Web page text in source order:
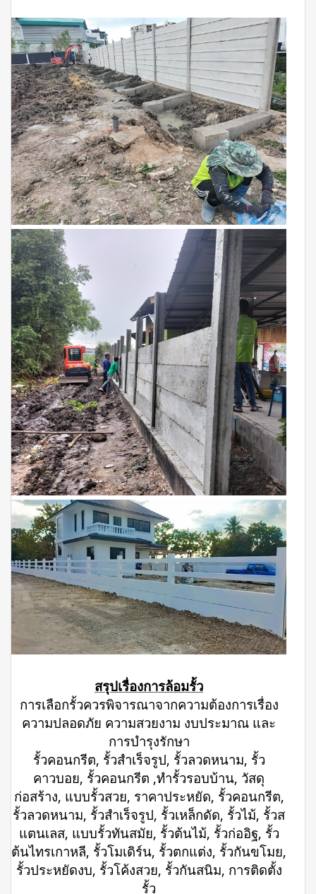
สรุปเรื่องการล้อมรั้ว
การเลือกรั้วควรพิจารณาจากความต้องการเรื่อง
ความปลอดภัย ความสวยงาม งบประมาณ และ
การบำรุงรักษา
รั้วคอนกรีต, รั้วสำเร็จรูป, รั้วลวดหนาม, รั้ว
คาวบอย, รั้วคอนกรีต ,ทำรั้วรอบบ้าน, วัสดุ
ก่อสร้าง, แบบรั้วสวย, ราคาประหยัด, รั้วคอนกรีต,
รั้วลวดหนาม, รั้วสำเร็จรูป, รั้วเหล็กดัด, รั้วไม้, รั้วส
แตนเลส, แบบรั้วทันสมัย, รั้วต้นไม้, รั้วก่ออิฐ, รั้ว
ต้นไทรเกาหลี, รั้วโมเดิร์น, รั้วตกแต่ง, รั้วกันขโมย,
รั้วประหยัดงบ, รั้วโค้งสวย, รั้วกันสนิม, การติดตั้ง
รั้ว